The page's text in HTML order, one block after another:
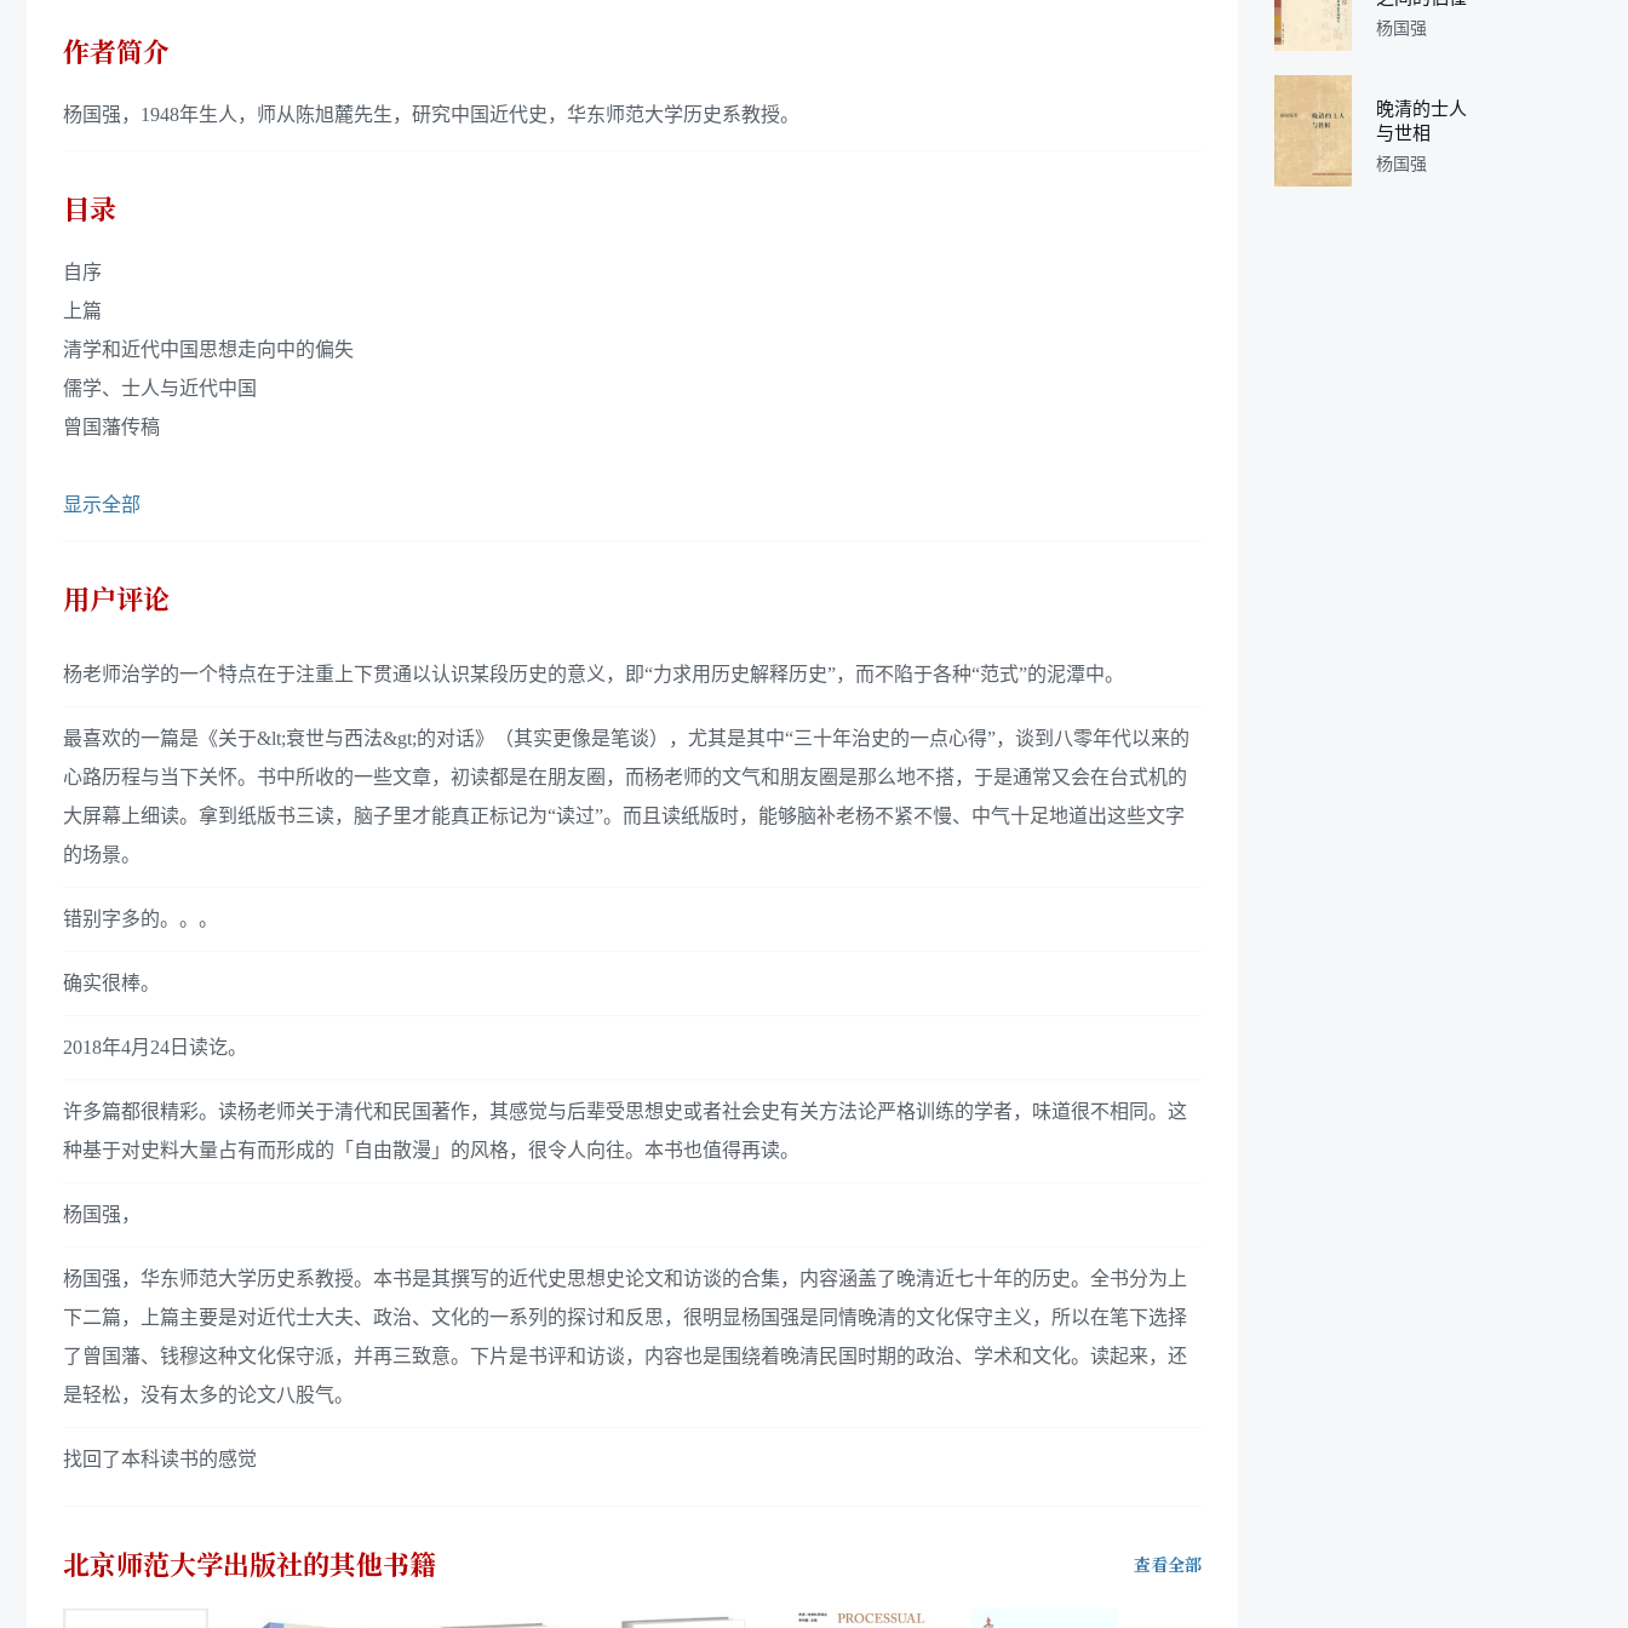
作者简介
杨国强，1948年生人，师从陈旭麓先生，研究中国近代史，华东师范大学历史系教授。
目录
自序
上篇
清学和近代中国思想走向中的偏失
儒学、士人与近代中国
曾国藩传稿
显示全部
用户评论
杨老师治学的一个特点在于注重上下贯通以认识某段历史的意义，即“力求用历史解释历史”，而不陷于各种“范式”的泥潭中。
最喜欢的一篇是《关于&lt;衰世与西法&gt;的对话》（其实更像是笔谈），尤其是其中“三十年治史的一点心得”，谈到八零年代以来的
心路历程与当下关怀。书中所收的一些文章，初读都是在朋友圈，而杨老师的文气和朋友圈是那么地不搭，于是通常又会在台式机的
大屏幕上细读。拿到纸版书三读，脑子里才能真正标记为“读过”。而且读纸版时，能够脑补老杨不紧不慢、中气十足地道出这些文字
的场景。
错别字多的。。。
确实很棒。
2018年4月24日读讫。
许多篇都很精彩。读杨老师关于清代和民国著作，其感觉与后辈受思想史或者社会史有关方法论严格训练的学者，味道很不相同。这
种基于对史料大量占有而形成的「自由散漫」的风格，很令人向往。本书也值得再读。
杨国强，
杨国强，华东师范大学历史系教授。本书是其撰写的近代史思想史论文和访谈的合集，内容涵盖了晚清近七十年的历史。全书分为上
下二篇，上篇主要是对近代士大夫、政治、文化的一系列的探讨和反思，很明显杨国强是同情晚清的文化保守主义，所以在笔下选择
了曾国藩、钱穆这种文化保守派，并再三致意。下片是书评和访谈，内容也是围绕着晚清民国时期的政治、学术和文化。读起来，还
是轻松，没有太多的论文八股气。
找回了本科读书的感觉
杨国强
晚清的士人
与世相
杨国强
北京师范大学出版社的其他书籍 查看全部